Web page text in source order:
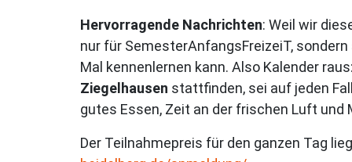
Hervorragende Nachrichten: Weil wir
nur für SemesterAnfangsFreizeiT,
Mal kennenlernen kann. Also Kalender
Ziegelhausen stattfinden, sei auf jeden
gutes Essen, Zeit an der frischen Luft und
Der Teilnahmepreis für den ganzen Tag